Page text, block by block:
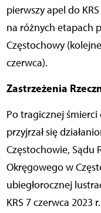
pierwszy apel do
na różnych etapach
Częstochowy
czerwca).
Zastrzeżenia
Po tragicznej śmierci
przyjrzał się
Częstochowie, Sądu
Okręgowego w
ubiegłorocznej
KRS 7 czerwca 2023